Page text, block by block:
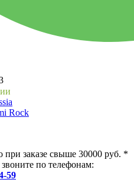
Rock
заказе свыше 30000 руб. *
по телефонам:
59